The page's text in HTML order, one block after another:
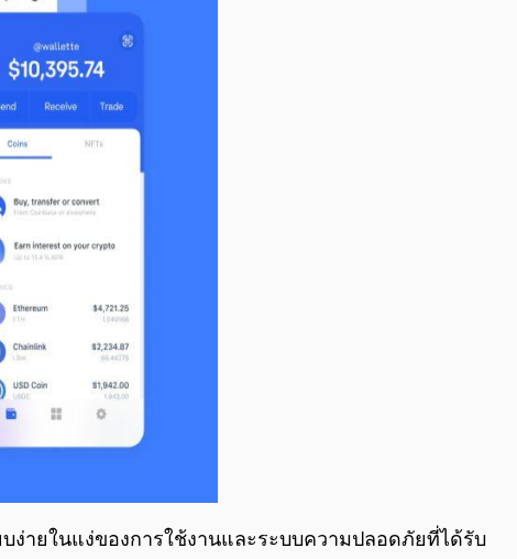
บง่ายในแง่ของการใช้งานและระบบความปลอดภัยที่ได้รับ